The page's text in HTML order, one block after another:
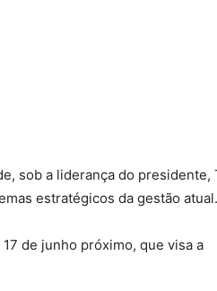
sob a liderança do presidente,
estratégicos da gestão atual.
de junho próximo, que visa a